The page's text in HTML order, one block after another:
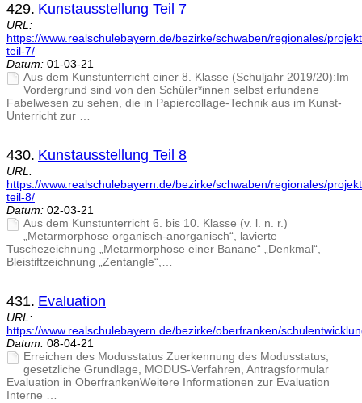
429. Kunstausstellung Teil 7
URL:
https://www.realschulebayern.de/bezirke/schwaben/regionales/
teil-7/
Datum: 01-03-21
Aus dem Kunstunterricht einer 8. Klasse (Schuljahr 2019/20):Im
Vordergrund sind von den Schüler*innen selbst erfundene
Fabelwesen zu sehen, die in Papiercollage-Technik aus im Kunst-
Unterricht zur …
430. Kunstausstellung Teil 8
URL:
https://www.realschulebayern.de/bezirke/schwaben/regionales/
teil-8/
Datum: 02-03-21
Aus dem Kunstunterricht 6. bis 10. Klasse (v. l. n. r.)
„Metarmorphose organisch-anorganisch“, lavierte
Tuschezeichnung „Metarmorphose einer Banane“ „Denkmal“,
Bleistiftzeichnung „Zentangle“,…
431. Evaluation
URL:
https://www.realschulebayern.de/bezirke/oberfranken/
Datum: 08-04-21
Erreichen des Modusstatus Zuerkennung des Modusstatus,
gesetzliche Grundlage, MODUS-Verfahren, Antragsformular
Evaluation in OberfrankenWeitere Informationen zur Evaluation
Interne …